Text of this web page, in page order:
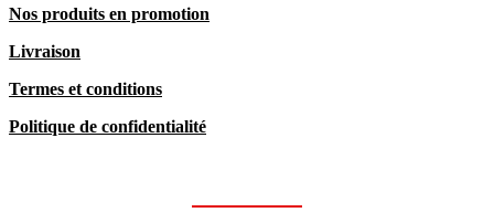
Nos produits en promotion
Livraison
Termes et conditions
Politique de confidentialité